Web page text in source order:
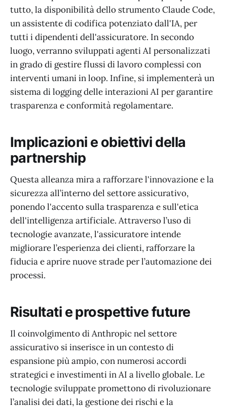
tutto, la disponibilità dello strumento Claude Code,
un assistente di codifica potenziato dall'IA, per
tutti i dipendenti dell'assicuratore. In secondo
luogo, verranno sviluppati agenti AI personalizzati
in grado di gestire flussi di lavoro complessi con
interventi umani in loop. Infine, si implementerà un
sistema di logging delle interazioni AI per garantire
trasparenza e conformità regolamentare.
Implicazioni e obiettivi della
partnership
Questa alleanza mira a rafforzare l'innovazione e la
sicurezza all’interno del settore assicurativo,
ponendo l'accento sulla trasparenza e sull'etica
dell'intelligenza artificiale. Attraverso l’uso di
tecnologie avanzate, l'assicuratore intende
migliorare l’esperienza dei clienti, rafforzare la
fiducia e aprire nuove strade per l’automazione dei
processi.
Risultati e prospettive future
Il coinvolgimento di Anthropic nel settore
assicurativo si inserisce in un contesto di
espansione più ampio, con numerosi accordi
strategici e investimenti in AI a livello globale. Le
tecnologie sviluppate promettono di rivoluzionare
l’analisi dei dati, la gestione dei rischi e la